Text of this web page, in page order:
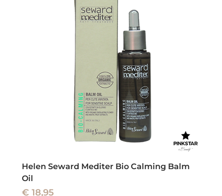
Helen Seward Mediter Bio Calming Balm
Oil
Prijs
€ 18,95